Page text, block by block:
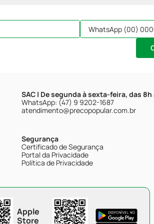
SAC | De segunda à sexta-feira, das 8h
WhatsApp: (47) 9 9202-1687
atendimento@precopopular.com.br
Segurança
Certificado de Segurança
Portal da Privacidade
Política de Privacidade
Apple
Store